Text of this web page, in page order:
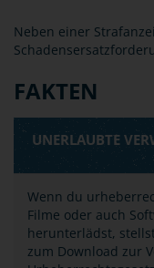
Neben einer
FAKTEN
UNERLAUBTE
Wenn du
Filme oder auch
herunterlädst,
zum Download zur